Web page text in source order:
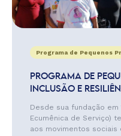
Programa de Pequenos
PROGRAMA DE
INCLUSÃO E
Desde sua fundação em
Ecumênica de Serviço)
aos movimentos sociais